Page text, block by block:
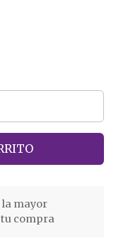
la mayor
compra